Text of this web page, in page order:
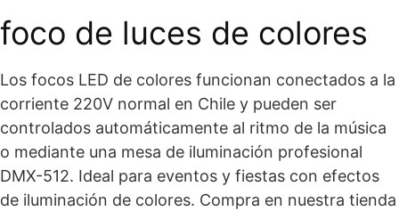
foco de luces de colores
Los focos LED de colores funcionan conectados a la
corriente 220V normal en Chile y pueden ser
controlados automáticamente al ritmo de la música
o mediante una mesa de iluminación profesional
DMX-512. Ideal para eventos y fiestas con efectos
de iluminación de colores. Compra en nuestra tienda